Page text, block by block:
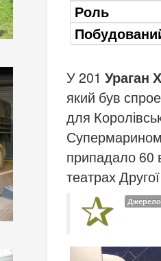
Роль
У 201 Ураган
який був
для
Супермарином
припадало 60
театрах